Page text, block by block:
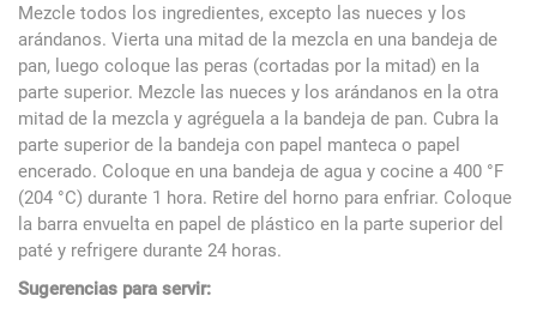
Mezcle todos los ingredientes, excepto las nueces y los
arándanos. Vierta una mitad de la mezcla en una bandeja de
pan, luego coloque las peras (cortadas por la mitad) en la
parte superior. Mezcle las nueces y los arándanos en la otra
mitad de la mezcla y agréguela a la bandeja de pan. Cubra la
parte superior de la bandeja con papel manteca o papel
encerado. Coloque en una bandeja de agua y cocine a 400 °F
(204 °C) durante 1 hora. Retire del horno para enfriar. Coloque
la barra envuelta en papel de plástico en la parte superior del
paté y refrigere durante 24 horas.
Sugerencias para servir: